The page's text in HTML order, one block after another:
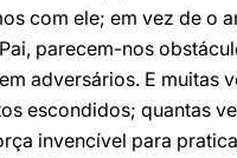
com ele; em vez de o
parecem-nos
adversários. E
escondidos; quantas
invencível para